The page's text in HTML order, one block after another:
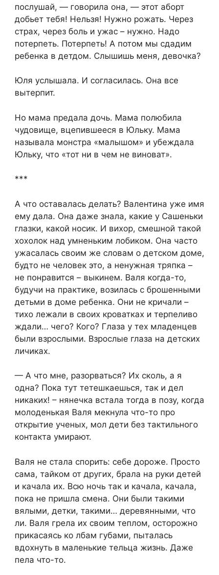
послушай, — говорила она, — этот аборт
добьет тебя! Нельзя! Нужно рожать. Через
страх, через боль и ужас – нужно. Надо
потерпеть. Потерпеть! А потом мы сдадим
ребенка в детдом. Слышишь меня, девочка?
Юля услышала. И согласилась. Она все
вытерпит.
Но мама предала дочь. Мама полюбила
чудовище, вцепившееся в Юльку. Мама
называла монстра «малышом» и убеждала
Юльку, что «тот ни в чем не виноват».
***
А что оставалась делать? Валентина уже имя
ему дала. Она даже знала, какие у Сашеньки
глазки, какой носик. И вихор, смешной такой
хохолок над умненьким лобиком. Она часто
ужасалась своим же словам о детском доме,
будто не человек это, а ненужная тряпка –
не понравится – выкинем. Валя когда-то,
будучи на практике, возилась с брошенными
детьми в доме ребенка. Они не кричали –
тихо лежали в своих кроватках и терпеливо
ждали… чего? Кого? Глаза у тех младенцев
были взрослыми. Взрослые глаза на детских
личиках.
— А что мне, разорваться? Их сколь, а я
одна? Пока тут тетешкаешься, так и дел
никаких! – нянечка встала тогда в позу, когда
молоденькая Валя мекнула что-то про
открытие ученых, мол дети без тактильного
контакта умирают.
Валя не стала спорить: себе дороже. Просто
сама, тайком от других, брала на руки детей
и качала их. Всю ночь так и качала, качала,
пока не пришла смена. Они были такими
вялыми, детки, такими… деревянными, что
ли. Валя грела их своим теплом, осторожно
прикасаясь ко лбам губами, пыталась
вдохнуть в маленькие тельца жизнь. Даже
пела что-то.